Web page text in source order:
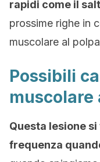
rapidi come il
prossime righe in
muscolare al
Possibili
muscolare
Questa lesione
frequenza